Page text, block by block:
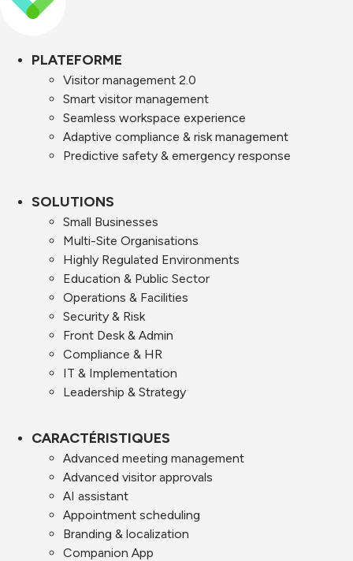
PLATEFORME
Visitor management 2.0
Smart visitor management
Seamless workspace experience
Adaptive compliance & risk management
Predictive safety & emergency response
SOLUTIONS
Small Businesses
Multi-Site Organisations
Highly Regulated Environments
Education & Public Sector
Operations & Facilities
Security & Risk
Front Desk & Admin
Compliance & HR
IT & Implementation
Leadership & Strategy
CARACTÉRISTIQUES
Advanced meeting management
Advanced visitor approvals
AI assistant
Appointment scheduling
Branding & localization
Companion App